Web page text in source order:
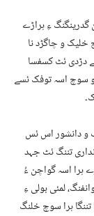
گدرینگنگ ءِ ہراڑے
خلیک و چاگڑد نا
دڑدی ئٹ کسفسا
و سوچ اسہ توفک ئسے
و دانشور اس ئس
تننگ ئٹ جہد
ہرا اسہ گواچن ءُ
لمئی بولی ءِ
ہرا سوچ خلنگ